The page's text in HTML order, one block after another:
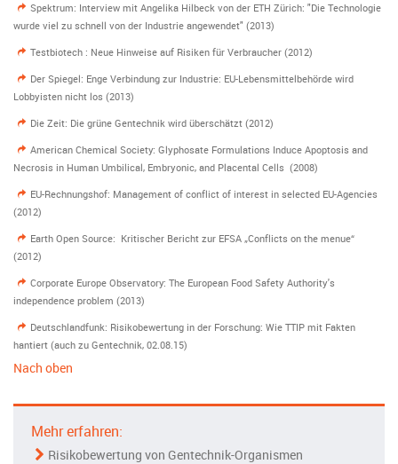
Spektrum: Interview mit Angelika Hilbeck von der ETH Zürich: "Die Technologie
wurde viel zu schnell von der Industrie angewendet" (2013)
Testbiotech : Neue Hinweise auf Risiken für Verbraucher (2012)
Der Spiegel: Enge Verbindung zur Industrie: EU-Lebensmittelbehörde wird
Lobbyisten nicht los (2013)
Die Zeit: Die grüne Gentechnik wird überschätzt (2012)
American Chemical Society: Glyphosate Formulations Induce Apoptosis and
Necrosis in Human Umbilical, Embryonic, and Placental Cells (2008)
EU-Rechnungshof: Management of conflict of interest in selected EU-Agencies
(2012)
Earth Open Source: Kritischer Bericht zur EFSA „Conflicts on the menue“
(2012)
Corporate Europe Observatory: The European Food Safety Authority's
independence problem (2013)
Deutschlandfunk: Risikobewertung in der Forschung: Wie TTIP mit Fakten
hantiert (auch zu Gentechnik, 02.08.15)
Nach oben
Mehr erfahren:
Risikobewertung von Gentechnik-Organismen